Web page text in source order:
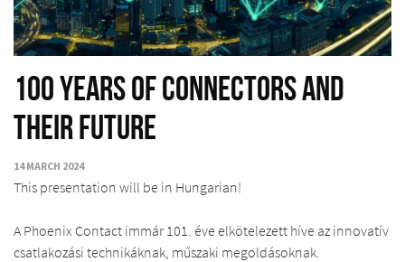
100 years of connectors and
their future
14 MARCH 2024
This presentation will be in Hungarian!
A Phoenix Contact immár 101. éve elkötelezett híve az innovatív
csatlakozási technikáknak, műszaki megoldásoknak.